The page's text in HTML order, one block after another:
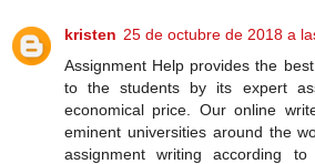
kristen 25 de octubre de 2018 a
Assignment Help provides the best
to the students by its expert
economical price. Our online
eminent universities around the
assignment writing according to